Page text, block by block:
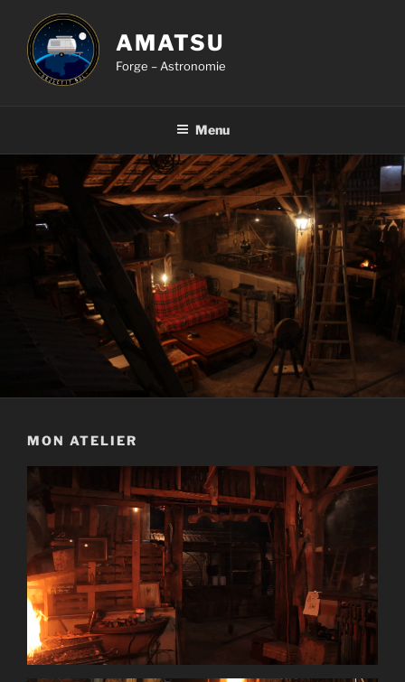
contenu
principal
AMATSU
Forge – Astronomie
Menu
MON ATELIER